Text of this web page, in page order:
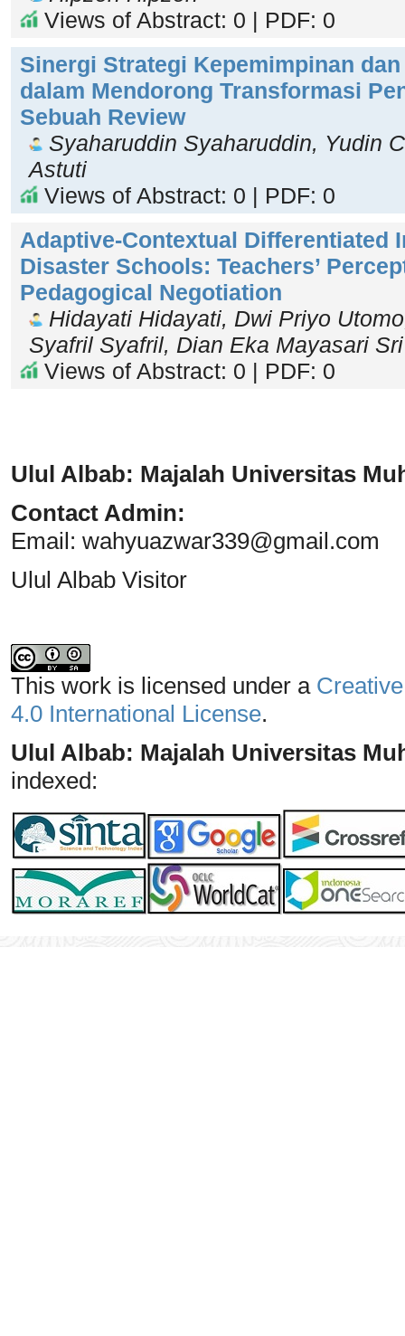
Views of Abstract: 0 | PDF: 0
Sinergi Strategi Kepemimpinan
dalam Mendorong Transformasi
Sebuah Review
Syaharuddin Syaharuddin, Yudin
Astuti
Views of Abstract: 0 | PDF: 0
Adaptive-Contextual Differentiated
Disaster Schools: Teachers’
Pedagogical Negotiation
Hidayati Hidayati, Dwi Priyo
Syafril Syafril, Dian Eka Mayasari
Views of Abstract: 0 | PDF: 0
Ulul Albab: Majalah Universitas
Contact Admin:
Email: wahyuazwar339@gmail.com
Ulul Albab Visitor
This work is licensed under a
4.0 International License.
Ulul Albab: Majalah Universitas
indexed: